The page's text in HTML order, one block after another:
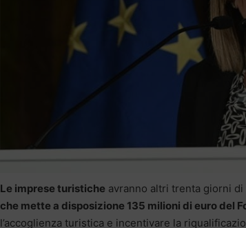
Le imprese turistiche avranno altri trenta giorni
che mette a disposizione 135 milioni di euro del
l’accoglienza turistica e incentivare la